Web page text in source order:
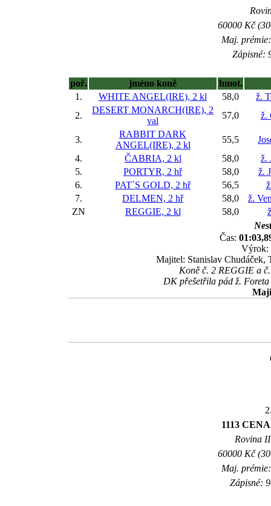
60000 Kč
Maj.
Zápisné:
poř. jméno koně
hmot.
1.
WHITE ANGEL(IRE), 2 kl 58,0
ž.
2.
DESERT MONARCH(IRE), 2
val
57,0 ž.
3.
RABBIT DARK
ANGEL(IRE), 2 kl
55,5
4.
ČABRIA, 2 kl 58,0
ž.
5.
PORTYR, 2 hř 58,0
ž.
6.
PAT`S GOLD, 2 hř 56,5
7.
DELMEN, 2 hř 58,0
ž.
ZN
REGGIE, 2 kl 58,0
Čas:
Výrok:
Majitel: Stanislav Chudáček,
Koně č. 2 REGGIE a
DK přešetřila pád ž.
1113
Rovina
60000 Kč
Maj.
Zápisné: